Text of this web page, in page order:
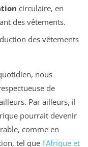
circulaire, en
des vêtements.
des vêtements
nous
de
Par ailleurs, il
pourrait devenir
comme en
tel que l’Afrique et